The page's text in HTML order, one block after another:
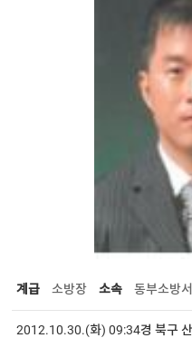
계급 소방장 소속 동부소방서
2012.10.30.(화) 09:34경 북구